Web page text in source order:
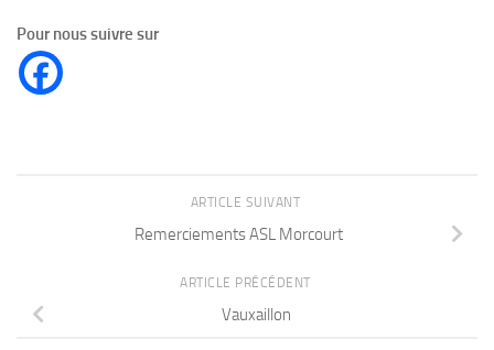
Pour nous suivre sur
ARTICLE SUIVANT
Remerciements ASL Morcourt
ARTICLE PRÉCÉDENT
Vauxaillon